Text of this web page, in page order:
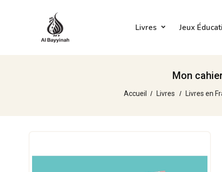
Livres Jeux
Mon
Accueil Livres Livres en